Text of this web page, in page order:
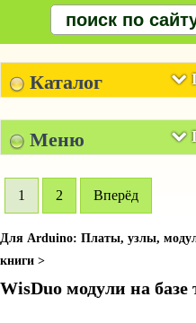
Каталог
Меню
1 2 Вперёд
Для Arduino: Платы, узлы,
книги >
WisDuo модули на базе